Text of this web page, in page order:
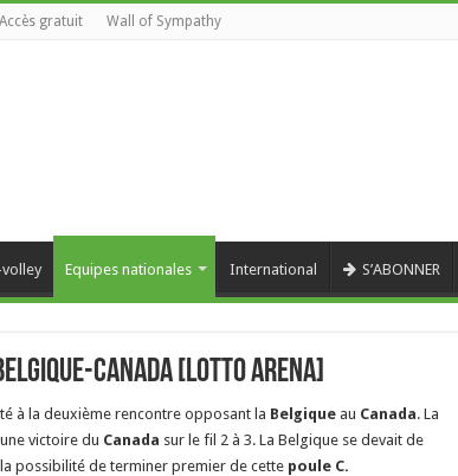
Accès gratuit Wall of Sympathy
Equipes nationales International S’ABONNER
Canada [Lotto Arena]
à la deuxième rencontre opposant la Belgiqueau Canada. La
victoire du Canada sur le fil 2 à 3. La Belgique se devait de
possibilité de terminer premier de cette poule C.